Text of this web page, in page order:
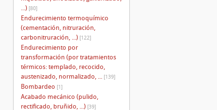
...) [80]
Endurecimiento termoquímico
(cementación, nitruración,
carbonitruración, ...) [122]
Endurecimiento por
transformación (por tratamientos
térmicos: templado, recocido,
austenizado, normalizado, ...
[139]
Bombardeo [1]
Acabado mecánico (pulido,
rectificado, bruñido, ...) [39]